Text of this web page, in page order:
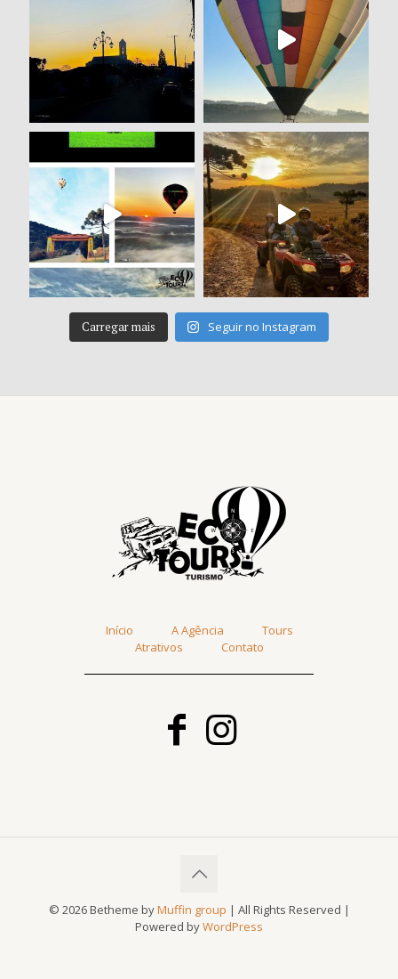
Carregar mais Seguir no Instagram
Início A Agência
Tours
Atrativos
Contato
© 2026 Betheme byMuffin group | All Rights Reserved |
Powered byWordPress